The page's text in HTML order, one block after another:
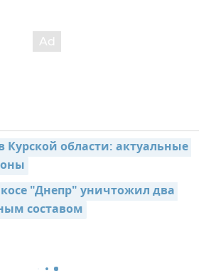
Курской области: актуальные
"Днепр" уничтожил два
составом